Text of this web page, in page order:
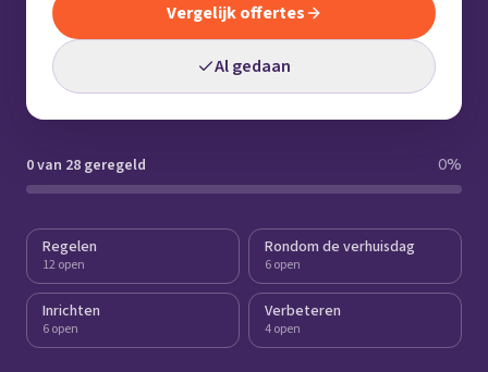
Vergelijk offertes
Al gedaan
0 van 28 geregeld 0%
Regelen
12 open
Rondom de verhuisdag
6 open
Inrichten
6 open
Verbeteren
4 open